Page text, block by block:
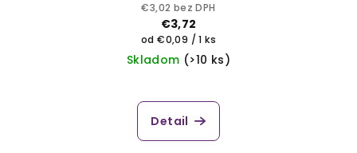
€3,02 bez DPH
€3,72
Jednotková
cena:
od €0,09 / 1 ks
Skladom (>10 ks)
Detail